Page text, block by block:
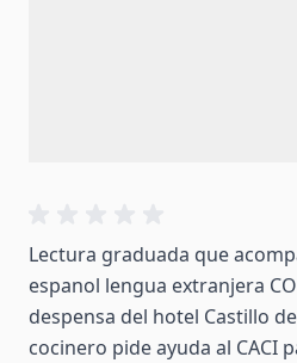
Lectura graduada que
espanol lengua extranjera
despensa del hotel Castillo
cocinero pide ayuda al CACI